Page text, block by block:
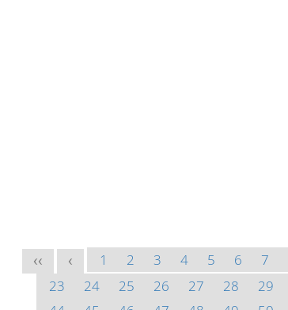
<< < 1 2 3 4 5 6 7
23
24 25 26 27 28 29